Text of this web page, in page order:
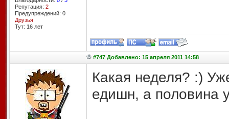
Репутация: 2
Предупреждений: 0
Друзья
Тут: 16 лет
#747 Добавлено: 15 апреля 2011 14:58
Какая неделя? :)
едишн, а половина